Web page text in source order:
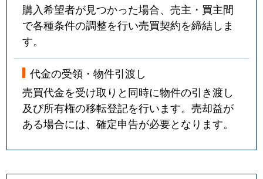
購入希望者が見つかった場合、売主・買主間
で各種条件の調整を行い売買契約を締結しま
す。
代金の受領・物件引渡し
売買代金を受け取りと同時に物件の引き渡し
及び所有権の移転登記を行います。売却益が
ある場合には、確定申告が必要となります。